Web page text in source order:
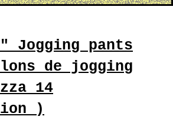
" Jogging pants
de jogging
14
)